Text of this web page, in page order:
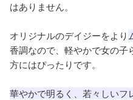
はありません。
オリジナルのデイジーをより
香調なので、軽やかで女の子
方にはぴったりです。
華やかで明るく、若々しいフ